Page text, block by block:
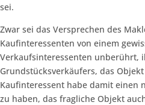
sei.
Zwar sei das Versprechen des
Kaufinteressenten von einem
Verkaufsinteressenten unberührt,
Grundstücksverkäufers, das
Kaufinteressent habe damit einen
zu haben, das fragliche Objekt